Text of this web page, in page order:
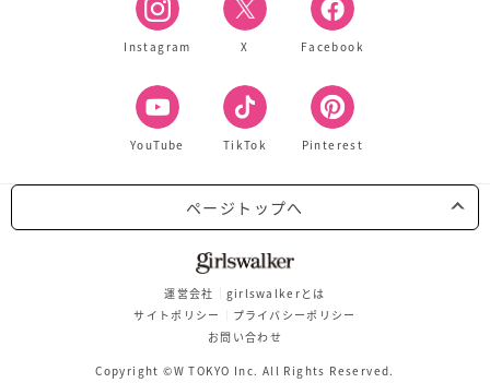
Instagram X Facebook
YouTube TikTok Pinterest
ページトップへ
運営会社
girlswalkerとは
サイトポリシー
プライバシーポリシー
お問い合わせ
Copyright ©W TOKYO Inc. All Rights Reserved.